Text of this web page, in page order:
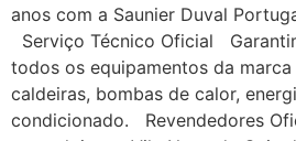
anos com a Saunier Duval
Serviço Técnico Oficial
todos os equipamentos da
caldeiras, bombas de calor,
condicionado. Revendedores